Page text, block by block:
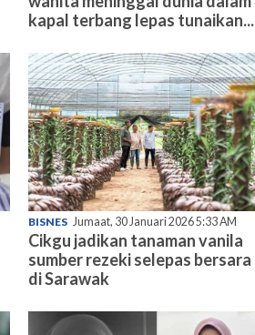
kapal terbang lepas tunaikan...
BISNES Jumaat, 30 Januari 2026 5:33 AM
Cikgu jadikan tanaman vanila
sumber rezeki selepas bersara
di Sarawak